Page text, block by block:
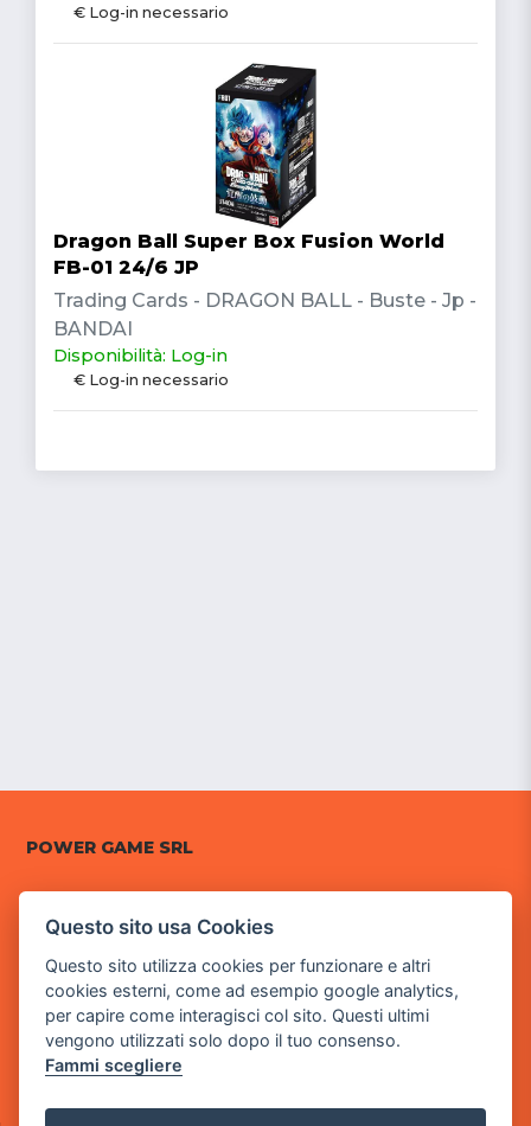
€ Log-in necessario
Dragon Ball Super Box Fusion World
FB-01 24/6 JP
Trading Cards - DRAGON BALL - Buste - Jp -
BANDAI
Disponibilità: Log-in
€ Log-in necessario
POWER GAME SRL
via Villaggio dei Platani, 3
Sede Operativa
via Industriale, 2 - 25082 Botticino, BS
Partita iva 03308130982
Questo sito usa Cookies
Questo sito utilizza cookies per funzionare e altri
cookies esterni, come ad esempio google analytics,
per capire come interagisci col sito. Questi ultimi
vengono utilizzati solo dopo il tuo consenso.
Fammi scegliere